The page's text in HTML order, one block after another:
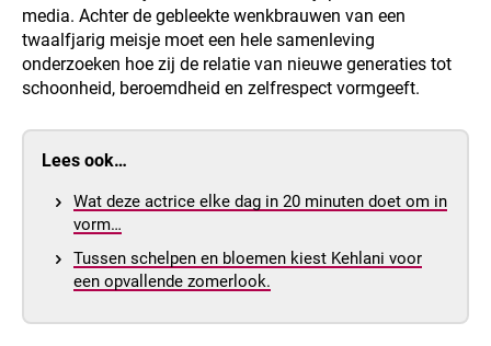
media. Achter de gebleekte wenkbrauwen van een
twaalfjarig meisje moet een hele samenleving
onderzoeken hoe zij de relatie van nieuwe generaties tot
schoonheid, beroemdheid en zelfrespect vormgeeft.
Lees ook…
Wat deze actrice elke dag in 20 minuten doet om in
vorm…
Tussen schelpen en bloemen kiest Kehlani voor
een opvallende zomerlook.